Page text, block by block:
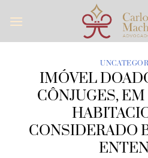
IMÓVEL
CÔNJUGES,
CONSIDERADO